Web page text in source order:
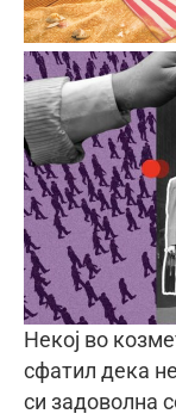
Некој во
сфатил дека
си задоволна